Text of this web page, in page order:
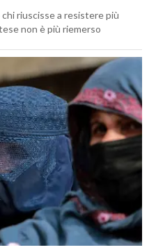
riuscisse a resistere più
non è più riemerso